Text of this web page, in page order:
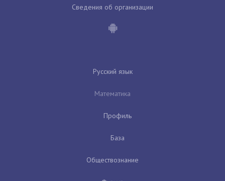
Сведения об организации
Русский язык
Математика
Профиль
База
Обществознание